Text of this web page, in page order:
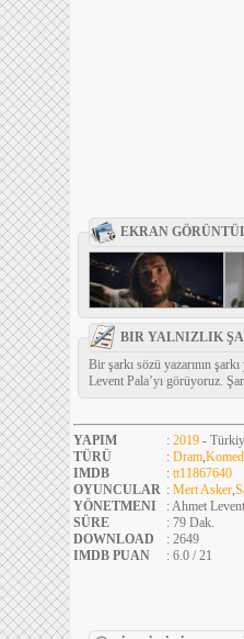
EKRAN
BIR YALNIZLIK
Bir şarkı sözü yazarının
Levent Pala’yı görüyoruz.
YAPIM : 2019 -
TÜRÜ
: Dram,
IMDB
: tt11867640
OYUNCULAR : Mert Asker,
YÖNETMENI
: Ahmet
SÜRE
: 79 Dak.
DOWNLOAD
: 2649
IMDB PUAN
: 6.0 / 21